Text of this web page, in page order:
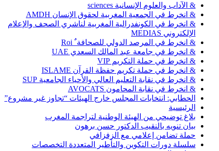
& الآداب والعلوم الإنسانية sciences
& انخرط في الجمعية المغربية لحقوق الإنسان AMDH
& انخرط في الكونفدرالية المغربية لناشري الصحف والإعلام
الإلكتروني MEDIAS
& انخرط في المرصد الدولي للصحافة ٌ Roi
& انخرط في جامعة عبد المالك السعدي UAE
& انخرط في حملة التكريم VIP
& انخرط في حملة تكريم حفظة القرآن ISLAME
& انخرط في نقابة التعليم العالي والأحياء الجامعية SUP
& انخرط في نقابة المحامون AVOCATS
الحطابي: انتخابات المجلس خارج الهيئات “تجاوز غير مشروع”
الرئيسية
بلاغ توضيحي من الهيئة الوطنية لتراجمة المغرب
بيان تنويه بالنقيب الدكتور حسن برهون
حملة تضامن إعلامي مع الزفزافي
سلسلة دورات التكوين والتأطير المتعددة التخصصات